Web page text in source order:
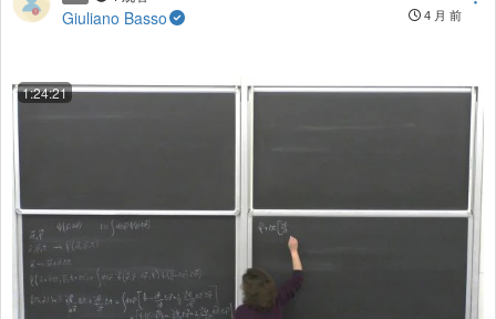
Giuliano Basso 4 月 前
1:24:21